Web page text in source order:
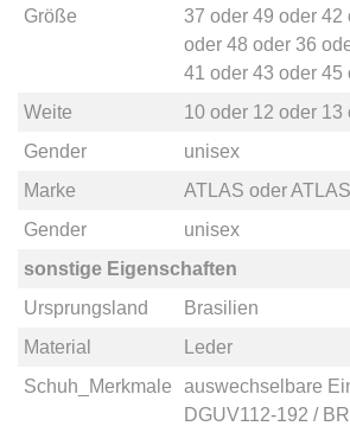
Größe
37 oder 49 oder 42
oder 48 oder 36
41 oder 43 oder 45
Weite
10oder 12 oder 13
Gender
unisex
Marke
ATLAS oder
Gender
unisex
sonstige Eigenschaften
Ursprungsland
Brasilien
Material
Leder
Schuh_Merkmale
auswechselbare
DGUV112-192 /